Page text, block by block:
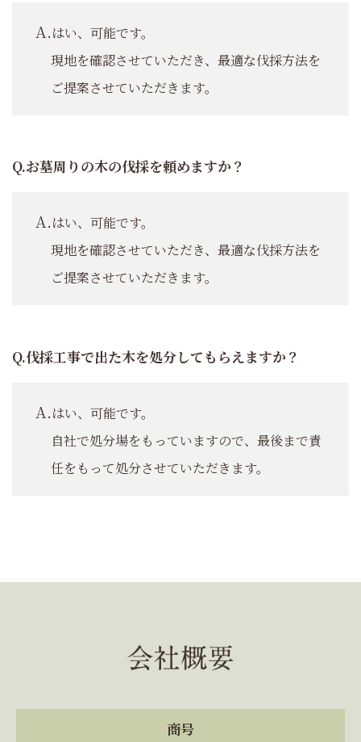
はい、可能です。
現地を確認させていただき、最適な伐採方法を
ご提案させていただきます。
お墓周りの木の伐採を頼めますか？
はい、可能です。
現地を確認させていただき、最適な伐採方法を
ご提案させていただきます。
伐採工事で出た木を処分してもらえますか？
はい、可能です。
自社で処分場をもっていますので、最後まで責
任をもって処分させていただきます。
商号